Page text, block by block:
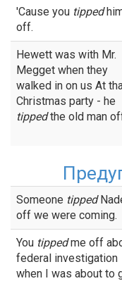
'Cause you tipped
off.
Hewett was with Mr.
Megget when they
walked in on us At
Christmas party - he
tippedthe old man
Someone tipped
off we were coming.
You tippedme off
federal investigation
when I was about to